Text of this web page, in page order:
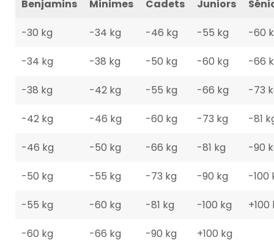
Benjamins Minimes Cadets Juniors
-30 kg -34 kg -46 kg -55 kg -60
-34 kg -38 kg -50 kg -60 kg -66
-38 kg -42 kg -55 kg -66 kg -73
-42 kg -46 kg -60 kg -73 kg -81
-46 kg -50 kg -66 kg -81 kg -90
-50 kg -55 kg -73 kg -90 kg -100
-55 kg -60 kg -81 kg -100 kg +100
-60 kg -66 kg -90 kg +100 kg